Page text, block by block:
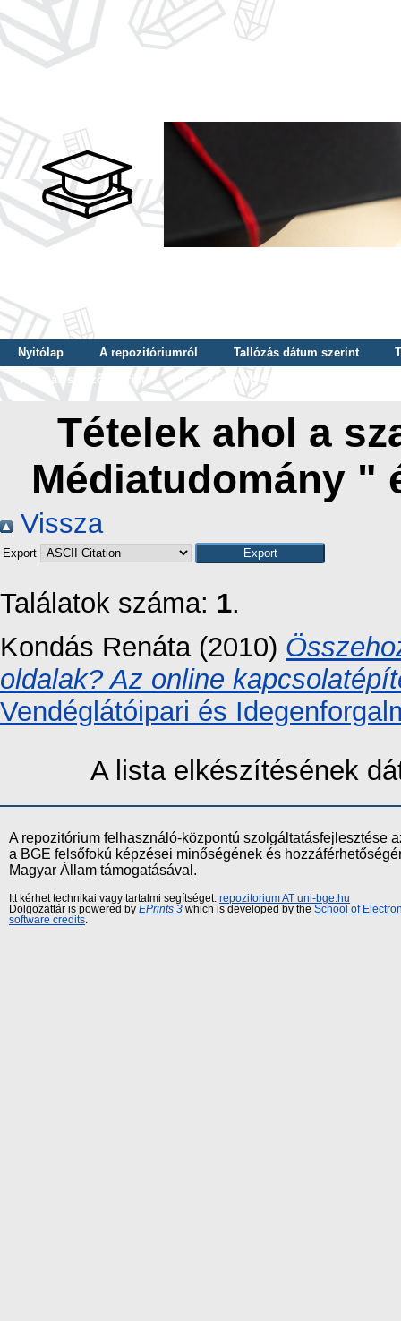
Nyitólap A repozitóriumról Tallózás dátum szerint
Tallózás szerző szerint
Tallózás nyelv szerint
Tételek ahol a
Médiatudomány "
Vissza
Export
Találatok száma: 1.
Kondás Renáta (2010)
oldalak? Az online
Vendéglátóipari és
A lista elkészítésének
A repozitórium felhasználó-központú szolgáltatásfejlesztése
a BGE felsőfokú képzései minőségének és
Magyar Állam támogatásával.
Itt kérhet technikai vagy tartalmi segítséget: repozitorium AT uni-bge.hu
Dolgozattár is powered by EPrints 3 which is developed by the School of
software credits